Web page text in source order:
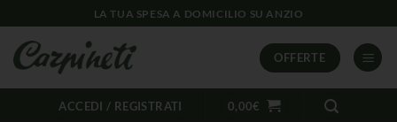
LA TUA SPESA A DOMICILIO SU ANZIO
OFFERTE
ACCEDI / REGISTRATI 0,00€